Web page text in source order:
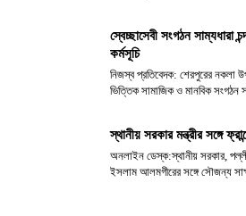
স্বেচ্ছাসেবী সংগঠন সাম্যধারা
কর্মসূচি
নিজস্ব প্রতিবেদক: শেরপুরের নকলা
ভিত্তিক সামাজিক ও মানবিক সংগঠন
স্থানীয় সরকার মন্ত্রীর সঙ্গে
অনলাইন ডেস্ক:স্থানীয় সরকার,
ইসলাম আলমগীরের সঙ্গে সৌজন্য